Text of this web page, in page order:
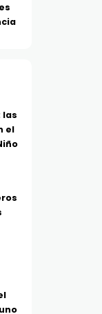
se suma a los
de Mercado
las
el